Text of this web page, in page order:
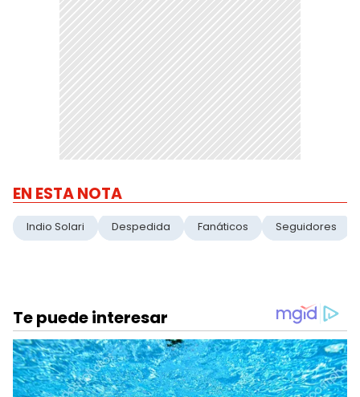
EN ESTA NOTA
Indio Solari Despedida Fanáticos Seguidores